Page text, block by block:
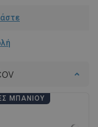
ΜΠΆΝΙΟΥ